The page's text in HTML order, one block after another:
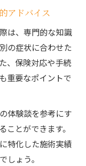
アドバイス
は、専門的な知識
の症状に合わせた
、保険対応や手続
重要なポイントで
体験談を参考にす
とができます。
特化した施術実績
しょう。